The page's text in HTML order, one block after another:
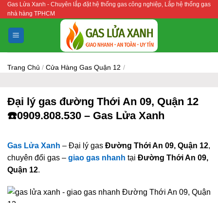
Bỏ
qua
nội
dung
Gas Lửa Xanh - Chuyên lắp đặt hệ thống gas công nghiệp, Lắp hệ thống gas
nhà hàng TPHCM
Trang Chủ / Cửa Hàng Gas Quận 12 /
Đại lý gas đường Thới An 09, Quận 12
☎️0909.808.530 – Gas Lửa Xanh
Gas Lửa Xanh – Đại lý gas Đường Thới An 09, Quận 12,
chuyên đổi gas – giao gas nhanh tại Đường Thới An 09,
Quận 12.